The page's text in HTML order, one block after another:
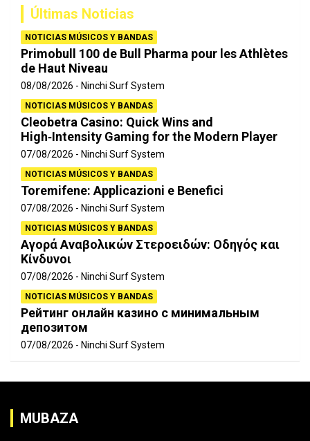
Últimas Noticias
NOTICIAS MÚSICOS Y BANDAS
Primobull 100 de Bull Pharma pour les Athlètes
de Haut Niveau
08/08/2026 Ninchi Surf System
NOTICIAS MÚSICOS Y BANDAS
Cleobetra Casino: Quick Wins and
High‑Intensity Gaming for the Modern Player
07/08/2026 Ninchi Surf System
NOTICIAS MÚSICOS Y BANDAS
Toremifene: Applicazioni e Benefici
07/08/2026 Ninchi Surf System
NOTICIAS MÚSICOS Y BANDAS
Αγορά Αναβολικών Στεροειδών: Οδηγός και
Κίνδυνοι
07/08/2026 Ninchi Surf System
NOTICIAS MÚSICOS Y BANDAS
Рейтинг онлайн казино с минимальным
депозитом
07/08/2026 Ninchi Surf System
MUBAZA